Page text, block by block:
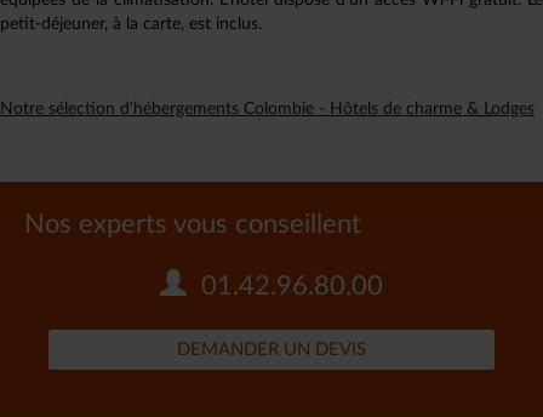
petit-déjeuner, à la carte, est inclus.
Notre sélection d'hébergements Colombie - Hôtels de charme & Lodges
Nos experts vous conseillent
01.42.96.80.00
DEMANDER UN DEVIS